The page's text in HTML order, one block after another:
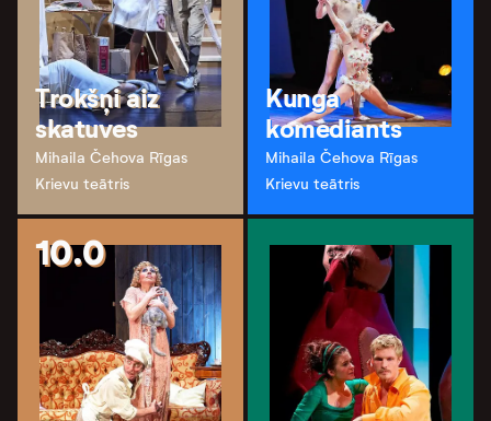
Trokšņi aiz
skatuves
Mihaila Čehova Rīgas
Krievu teātris
Kunga
komediants
Mihaila Čehova Rīgas
Krievu teātris
10.0